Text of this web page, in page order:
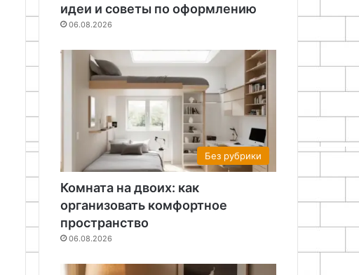
идеи и советы по оформлению
06.08.2026
Без рубрики
Комната на двоих: как
организовать комфортное
пространство
06.08.2026